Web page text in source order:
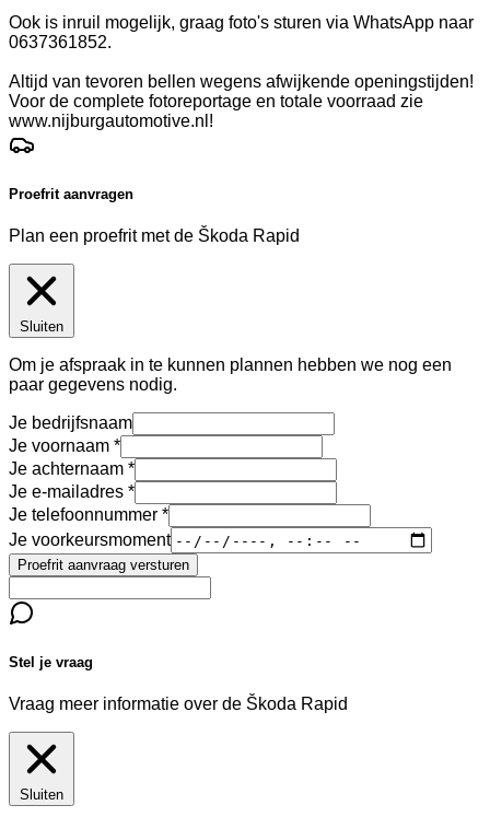
Ook is inruil mogelijk, graag foto's sturen via WhatsApp naar
0637361852.
Altijd van tevoren bellen wegens afwijkende openingstijden!
Voor de complete fotoreportage en totale voorraad zie
www.nijburgautomotive.nl!
Proefrit aanvragen
Plan een proefrit met de Škoda Rapid
Sluiten
Om je afspraak in te kunnen plannen hebben we nog een
paar gegevens nodig.
Je bedrijfsnaam
Je voornaam
Je achternaam
Je e-mailadres
Je telefoonnummer
Je voorkeursmoment
Proefrit aanvraag versturen
Stel je vraag
Vraag meer informatie over de Škoda Rapid
Sluiten